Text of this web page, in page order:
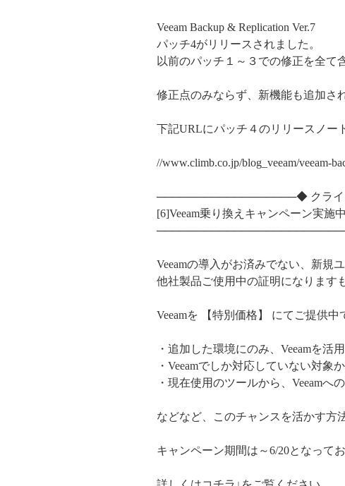
Veeam Backup & Replication Ver.7
パッチ4がリリースされました。
以前のパッチ１～３での修正を全て
修正点のみならず、新機能も追加さ
下記URLにパッチ４のリリースノー
//www.climb.co.jp/blog_veeam/veeam-
──────────────────◆ クライ
[6]Veeam乗り換えキャンペーン実施中
Veeamの導入がお済みでない、新規
他社製品ご使用中の証明になります
Veeamを 【特別価格】 にてご提供中
・追加した環境にのみ、Veeamを活用
・Veeamでしか対応していない対象
・現在使用のツールから、Veeamへ
などなど、このチャンスを活かす方
キャンペーン期間は～6/20となってお